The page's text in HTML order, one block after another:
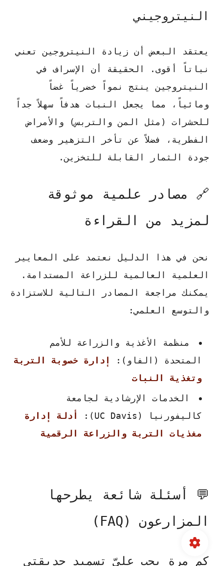
النيتروجيني
يعتقد البعض أن زيادة النيتروجين تعني
نباتاً أقوى. الحقيقة أن الإسراف في
النيتروجين ينتج نمواً خضرياً غضاً
ومائياً، مما يجعل النبات هدفاً سهلاً جداً
للحشرات (مثل المن والتربس) والأمراض
الفطرية، فضلاً عن تأخر التزهير وضعف
جودة الثمار القابلة للتخزين.
🔗 مصادر علمية موثوقة
لمزيد من القراءة
نحن في هذا الدليل نعتمد على المعايير
العلمية العالمية للزراعة المستدامة.
يمكنك مراجعة المصادر التالية للاستزادة
والتوسع العلمي:
منظمة الأغذية والزراعة للأمم
المتحدة (الفاو):
إدارة خصوبة التربة
وتغذية النبات
الخدمات الإرشادية لجامعة
كاليفورنيا (UC Davis):
أدلة إدارة
مغذيات التربة والزراعة الرقمية
💬 أسئلة شائعة يطرحها
المزارعون (FAQ)
كم مرة يجب عليّ تسميد حديقتي